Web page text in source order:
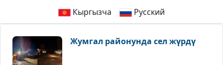
Кыргызча Русский
Жумгал районунда сел жүрдү